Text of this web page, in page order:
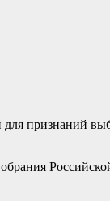
признаний